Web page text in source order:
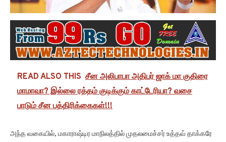
READ ALSO THIS சீன அலிபாபா அதிபர் ஜாக் மா குதிரை
மாமாவா? இல்லை ரத்தம் குடிக்கும் காட்டேரியா? வசை
பாடும் சீன பத்திரிக்கைகள்!!!
அந்த வகையில், மகாராஷ்டிர மாநிலத்தில் முதலமைச்சர் உத்தவ் தாக்கரே